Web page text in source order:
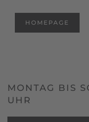
HOMEPAGE
MONTAG BIS
UHR